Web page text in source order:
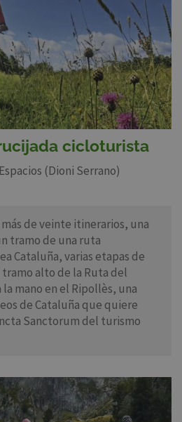
cicloturista
(Dioni Serrano)
de veinte itinerarios, una
tramo de una ruta
Cataluña, varias etapas de
tramo alto de la Ruta del
la mano en el Ripollès, una
de Cataluña que quiere
Sanctorum del turismo